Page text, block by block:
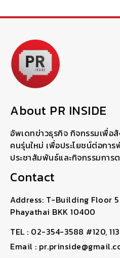
About PR INSIDE
อัพเดทข่าวธุรกิจ กิจกรรมเพื่อ
คนรุ่นใหม่ เพื่อประโยชน์ต่อกา
ประชาสัมพันธ์และกิจกรรมการ
Contact
Address: T-Building Floor
Phayathai BKK 10400
TEL : 02-354-3588 #120, 113
Email :